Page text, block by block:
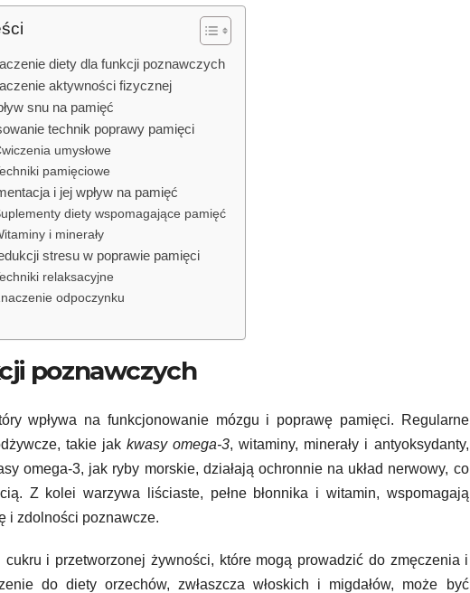
diety dla funkcji poznawczych
aktywności fizycznej
snu na pamięć
technik poprawy pamięci
umysłowe
pamięciowe
i jej wpływ na pamięć
diety wspomagające pamięć
i minerały
stresu w poprawie pamięci
relaksacyjne
odpoczynku
poznawczych
wpływa na funkcjonowanie mózgu i poprawę pamięci. Regularne
takie jak kwasy omega-3, witaminy, minerały i antyoksydanty,
omega-3, jak ryby morskie, działają ochronnie na układ nerwowy, co
Z kolei warzywa liściaste, pełne błonnika i witamin, wspomagają
i zdolności poznawcze.
i przetworzonej żywności, które mogą prowadzić do zmęczenia i
do diety orzechów, zwłaszcza włoskich i migdałów, może być